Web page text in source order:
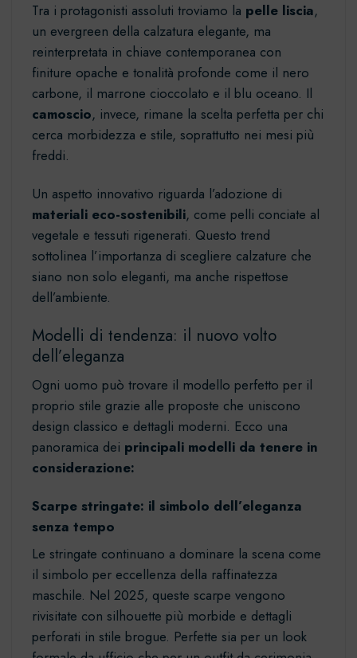
Tra i protagonisti assoluti troviamo la pelle liscia,
un evergreen della calzatura elegante, ma
reinterpretata in chiave contemporanea con
finiture opache e tonalità profonde come il nero
carbone, il marrone cioccolato e il blu oceano. Il
camoscio, invece, rimane la scelta perfetta per chi
cerca morbidezza e stile, soprattutto nei mesi più
freddi.
Un aspetto innovativo riguarda l’adozione di
materiali eco-sostenibili, come pelli conciate al
vegetale e tessuti rigenerati. Questo trend
sottolinea l’importanza di scegliere calzature che
siano non solo eleganti, ma anche rispettose
dell’ambiente.
Modelli di tendenza: il nuovo volto
dell’eleganza
Ogni uomo può trovare il modello perfetto per il
proprio stile grazie alle proposte che uniscono
design classico e dettagli moderni. Ecco una
panoramica dei principali modelli da tenere in
considerazione:
Scarpe stringate: il simbolo dell’eleganza
senza tempo
Lestringate continuano a dominare la scena come
il simbolo per eccellenza della raffinatezza
maschile. Nel 2025, queste scarpe vengono
rivisitate con silhouette più morbide e dettagli
perforati in stile brogue. Perfette sia per un look